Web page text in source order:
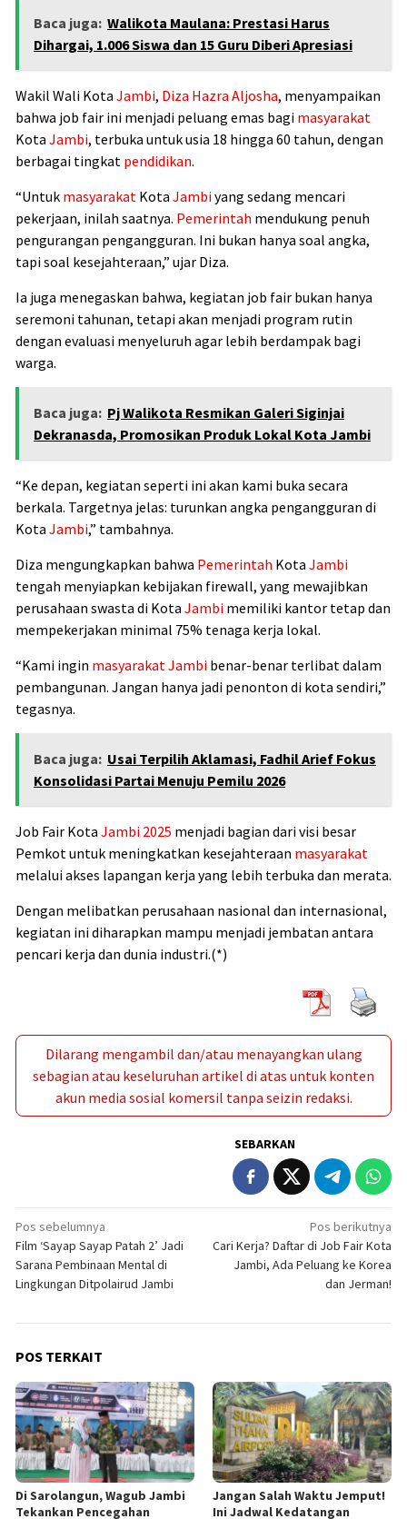
Baca juga: Walikota Maulana: Prestasi Harus
Dihargai, 1.006 Siswa dan 15 Guru Diberi Apresiasi
Wakil Wali Kota Jambi, Diza Hazra Aljosha, menyampaikan
bahwa job fair ini menjadi peluang emas bagi masyarakat
Kota Jambi, terbuka untuk usia 18 hingga 60 tahun, dengan
berbagai tingkat pendidikan.
“Untuk masyarakat Kota Jambiyang sedang mencari
pekerjaan, inilah saatnya. Pemerintah mendukung penuh
pengurangan pengangguran. Ini bukan hanya soal angka,
tapi soal kesejahteraan,” ujar Diza.
Ia juga menegaskan bahwa, kegiatan job fair bukan hanya
seremoni tahunan, tetapi akan menjadi program rutin
dengan evaluasi menyeluruh agar lebih berdampak bagi
warga.
Baca juga: Pj Walikota Resmikan Galeri Siginjai
Dekranasda, Promosikan Produk Lokal Kota Jambi
“Ke depan, kegiatan seperti ini akan kami buka secara
berkala. Targetnya jelas: turunkan angka pengangguran di
Kota Jambi,” tambahnya.
Diza mengungkapkan bahwa Pemerintah Kota Jambi
tengah menyiapkan kebijakan firewall, yang mewajibkan
perusahaan swasta di Kota Jambi memiliki kantor tetap dan
mempekerjakan minimal 75% tenaga kerja lokal.
“Kami ingin masyarakatJambi benar-benar terlibat dalam
pembangunan. Jangan hanya jadi penonton di kota sendiri,”
tegasnya.
Baca juga: Usai Terpilih Aklamasi, Fadhil Arief Fokus
Konsolidasi Partai Menuju Pemilu 2026
Job Fair Kota Jambi 2025 menjadi bagian dari visi besar
Pemkot untuk meningkatkan kesejahteraan masyarakat
melalui akses lapangan kerja yang lebih terbuka dan merata.
Dengan melibatkan perusahaan nasional dan internasional,
kegiatan ini diharapkan mampu menjadi jembatan antara
pencari kerja dan dunia industri.(*)
Dilarang mengambil dan/atau menayangkan ulang
sebagian atau keseluruhan artikel di atas untuk konten
akun media sosial komersil tanpa seizin redaksi.
SEBARKAN
Navigasi
pos
Pos sebelumnya
Film ‘Sayap Sayap Patah 2’ Jadi
Sarana Pembinaan Mental di
Lingkungan Ditpolairud Jambi
Pos berikutnya
Cari Kerja? Daftar di Job Fair Kota
Jambi, Ada Peluang ke Korea
dan Jerman!
POS TERKAIT
Di Sarolangun, Wagub Jambi
Tekankan Pencegahan
Jangan Salah Waktu Jemput!
Ini Jadwal Kedatangan